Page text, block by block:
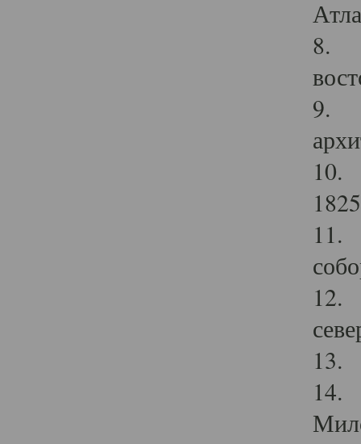
8.
9.
10.
11.
12.
13.
14.